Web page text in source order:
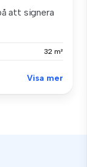
att signera
32 m²
Visa mer